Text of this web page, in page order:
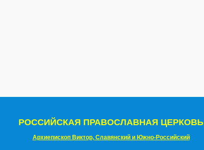
РОССИЙСКАЯ ПРАВОСЛАВНАЯ ЦЕРКОВЬ
Архиепископ Виктор, Славянский и Южно-Российский